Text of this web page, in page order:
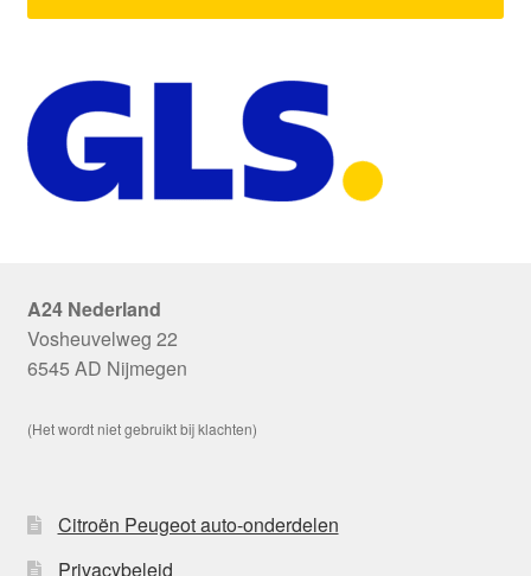
A24 Nederland
Vosheuvelweg 22
6545 AD Nijmegen
(Het wordt niet gebruikt bij klachten)
Citroën Peugeot auto-onderdelen
Privacybeleid